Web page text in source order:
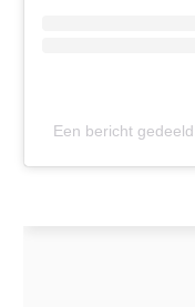
Een bericht